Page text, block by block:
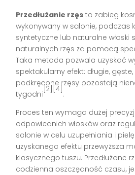
Przedłużanie rzęs to zabieg
wykonywany w salonie, podczas
syntetyczne lub naturalne włoski
naturalnych rzęs za pomocą
Taka metoda pozwala uzyskać
spektakularny efekt: długie,
podkręcone rzęsy pozostają
tygodni
[2][4]
.
Proces ten wymaga dużej
odpowiednich włosków oraz
salonie w celu uzupełniania i
uzyskanego efektu przewyższa
klasycznego tuszu. Przedłużone
codzienna oszczędność czasu,